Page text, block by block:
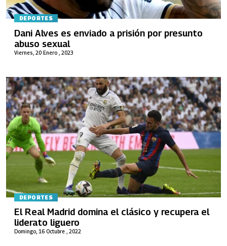
DEPORTES
Viernes, 20 Enero , 2023
Dani Alves es enviado a prisión por presunto
abuso sexual
DEPORTES
Domingo, 16 Octubre , 2022
El Real Madrid domina el clásico y recupera el
liderato liguero